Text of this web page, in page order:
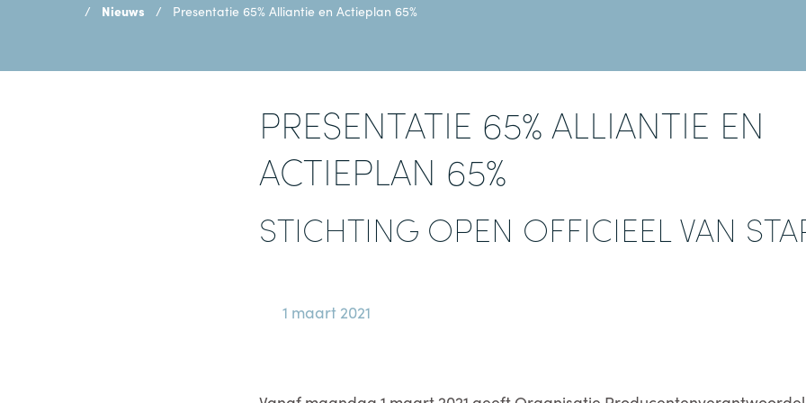
Nieuws Presentatie 65% Alliantie en Actieplan 65%
PRESENTATIE 65% ALLIANTIE EN
ACTIEPLAN 65%
STICHTING OPEN OFFICIEEL VAN
1 maart 2021